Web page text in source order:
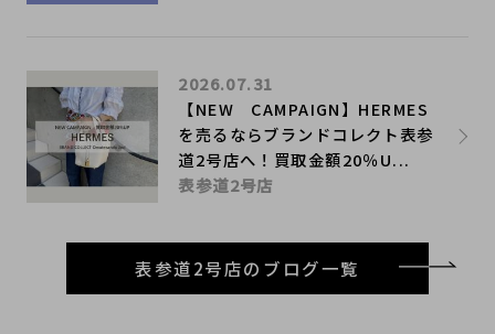
【NEW CAMPAIGN】HERMES
を売るならブランドコレクト表参
道2号店へ！買取金額20％U...
2026.07.31
表参道2号店
表参道2号店のブログ一覧